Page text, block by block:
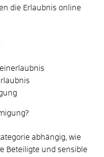
die Erlaubnis online
abhängig, wie
Beteiligte und sensible